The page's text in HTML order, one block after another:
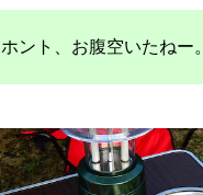
ホント、お腹空いたねー。